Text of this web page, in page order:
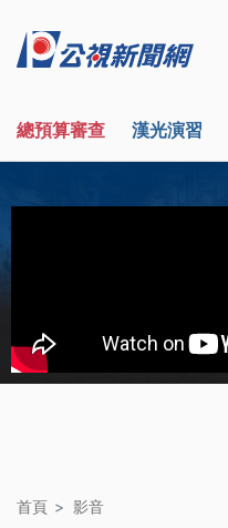
總預算審查 漢光演習
首頁 影音